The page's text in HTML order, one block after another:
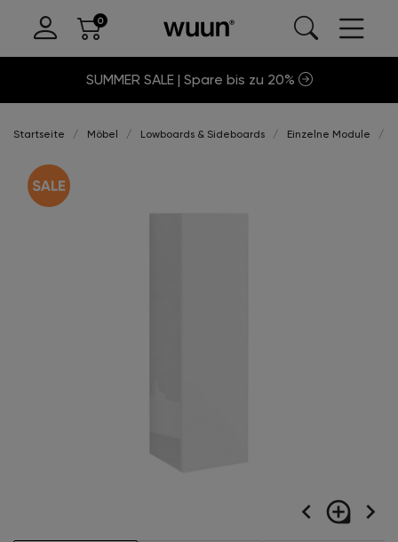
SUMMER SALE | Spare bis zu 20%
Startseite Möbel Lowboards & Sideboards Einzelne Module
navigate_before loupe navigate_next